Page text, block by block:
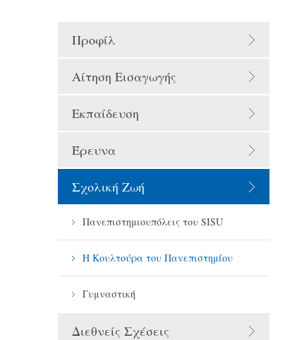
Προφίλ
Αίτηση Εισαγωγής
Εκπαίδευση
Έρευνα
Σχολική Ζωή
Πανεπιστημιουπόλεις του SISU
Η Κουλτούρα του Πανεπιστημίου
Γυμναστική
Διεθνείς Σχέσεις